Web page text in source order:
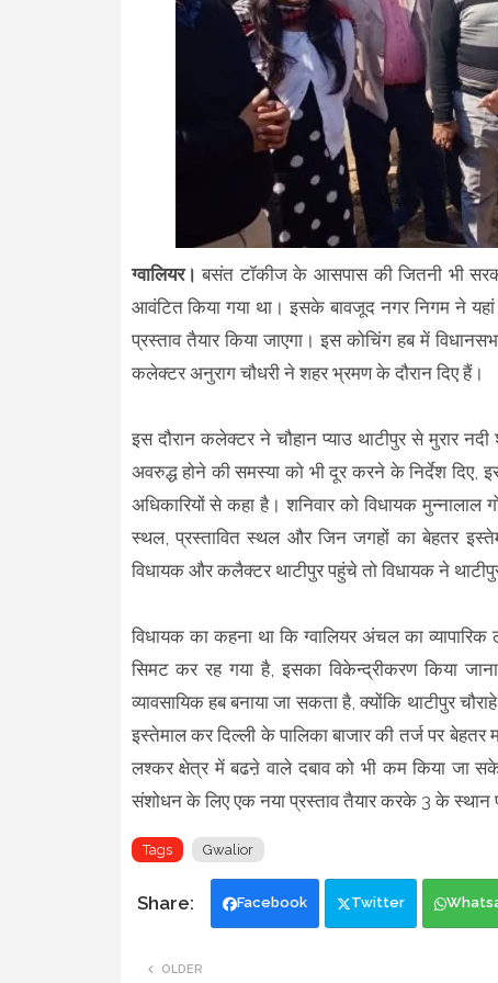
ग्वालियर। बसंत टॉकीज के आसपास की जितनी भी
आवंटित किया गया था। इसके बावजूद नगर निगम ने
प्रस्ताव तैयार किया जाएगा। इस कोचिंग हब में
कलेक्टर अनुराग चौधरी ने शहर भ्रमण के दौरान दिए हैं।
इस दौरान कलेक्टर ने चौहान प्याउ थाटीपुर से मुरार
अवरुद्ध होने की समस्या को भी दूर करने के निर्देश
अधिकारियों से कहा है। शनिवार को विधायक
स्थल, प्रस्तावित स्थल और जिन जगहों का बेहतर
विधायक और कलैक्टर थाटीपुर पहुंचे तो विधायक ने
विधायक का कहना था कि ग्वालियर अंचल का व्यापारिक
सिमट कर रह गया है, इसका विकेन्द्रीकरण किया
व्यावसायिक हब बनाया जा सकता है, क्योंकि थाटीपुर
इस्तेमाल कर दिल्ली के पालिका बाजार की तर्ज पर
लश्कर क्षेत्र में बढऩे वाले दबाव को भी कम किया जा
संशोधन के लिए एक नया प्रस्ताव तैयार करके 3 के स्थान
Tags Gwalior
Facebook Twitter
OLDER